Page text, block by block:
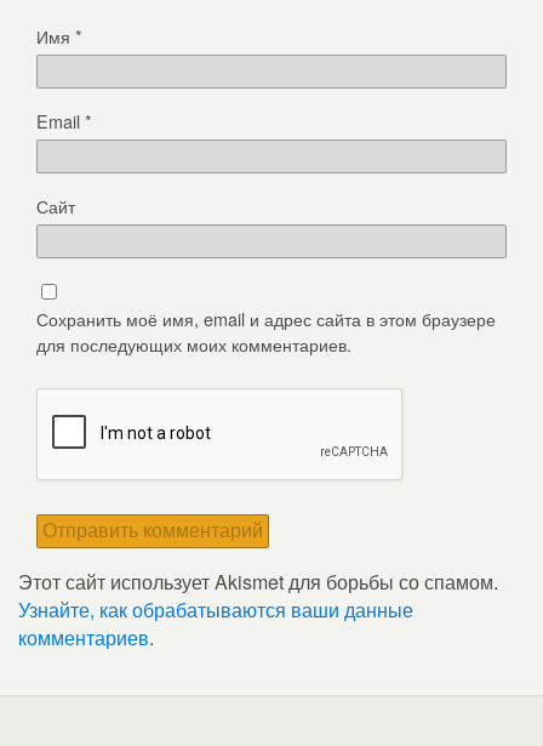
Имя *
Email*
Сайт
Сохранить моё имя, email и адрес сайта в этом браузере
для последующих моих комментариев.
Этот сайт использует Akismet для борьбы со спамом.
Узнайте, как обрабатываются ваши данные
комментариев.